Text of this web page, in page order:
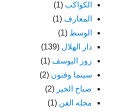
الكواكب (1)
المعارف (1)
الوسط (1)
دار الهلال (139)
روز اليوسف (1)
سينما وفنون (2)
صباح الخير (2)
مجله الفن (1)